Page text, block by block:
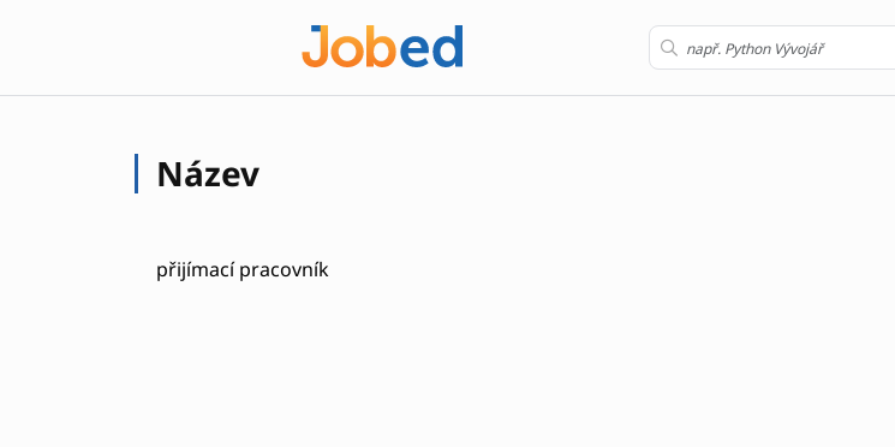
Název
přijímací pracovník